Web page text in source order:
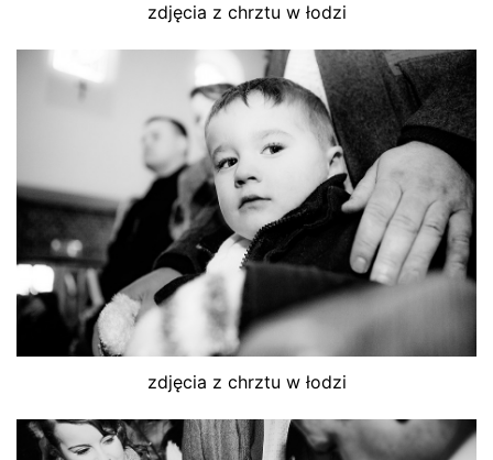
zdjęcia z chrztu w łodzi
zdjęcia z chrztu w łodzi